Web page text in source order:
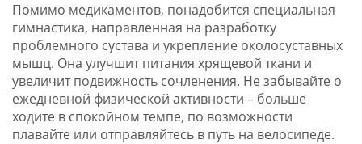
Помимо медикаментов, понадобится специальная
гимнастика, направленная на разработку
проблемного сустава и укрепление околосуставных
мышц. Она улучшит питания хрящевой ткани и
увеличит подвижность сочленения. Не забывайте о
ежедневной физической активности – больше
ходите в спокойном темпе, по возможности
плавайте или отправляйтесь в путь на велосипеде.